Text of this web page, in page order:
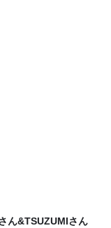
ん&TSUZUMIさん